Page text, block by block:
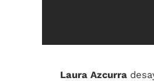
Laura Azcurra